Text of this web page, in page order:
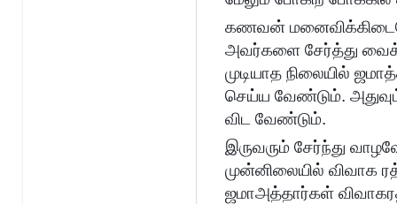
கணவன்
அவர்களை சேர்த்து
முடியாத நிலையில்
செய்ய வேண்டும்.
விட வேண்டும்.
இருவரும் சேர்ந்து
முன்னிலையில் விவாக
ஜமாஅத்தார்கள்